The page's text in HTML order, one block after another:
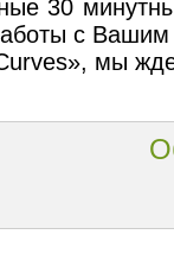
30
с Вашим
мы